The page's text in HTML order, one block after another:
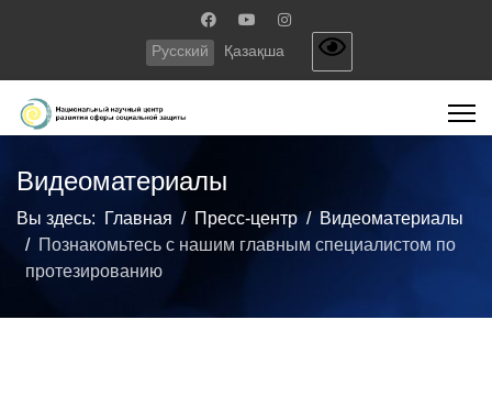
Русский Қазақша
Видеоматериалы
Вы здесь: Главная Пресс-центр
Видеоматериалы
Познакомьтесь с нашим главным специалистом по
протезированию